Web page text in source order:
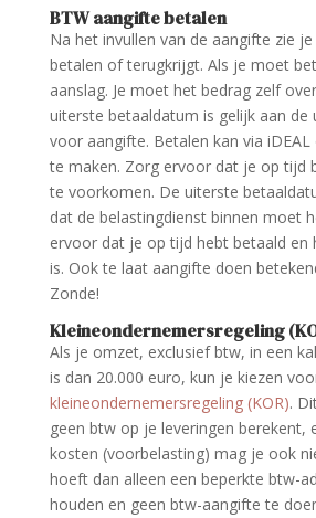
BTW aangifte betalen
Na het invullen van de aangifte zie
betalen of terugkrijgt. Als je moet
aanslag. Je moet het bedrag zelf
uiterste betaaldatum is gelijk aan de
voor aangifte. Betalen kan via
te maken. Zorg ervoor dat je op tijd
te voorkomen. De uiterste
dat de belastingdienst binnen moet
ervoor dat je op tijd hebt betaald en
is. Ook te laat aangifte doen
Zonde!
Kleineondernemersregeling
Als je omzet, exclusief btw, in een
is dan 20.000 euro, kun je kiezen
kleineondernemersregeling (KOR).
geen btw op je leveringen berekent,
kosten (voorbelasting) mag je ook
hoeft dan alleen een beperkte btw-
houden en geen btw-aangifte te